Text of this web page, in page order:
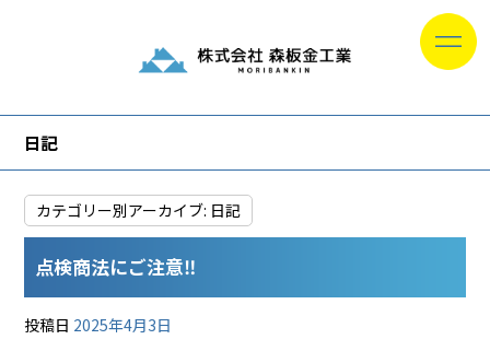
日記
カテゴリー別アーカイブ: 日記
点検商法にご注意‼︎
投稿日 2025年4月3日